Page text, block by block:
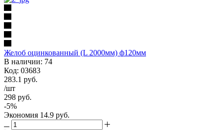
Желоб оцинкованный (L 2000мм) ф120мм
В наличии: 74
Код: 03683
283.1 руб.
/шт
298 руб.
-5%
Экономия 14.9 руб.